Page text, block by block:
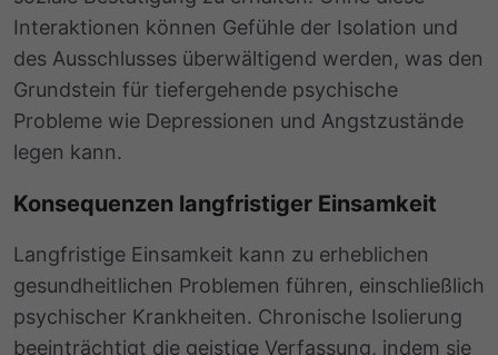
Interaktionen können Gefühle der Isolation und
des Ausschlusses überwältigend werden, was den
Grundstein für tiefergehende psychische
Probleme wie Depressionen und Angstzustände
legen kann.
Konsequenzen langfristiger Einsamkeit
Langfristige Einsamkeit kann zu erheblichen
gesundheitlichen Problemen führen, einschließlich
psychischer Krankheiten. Chronische Isolierung
beeinträchtigt die geistige Verfassung, indem sie